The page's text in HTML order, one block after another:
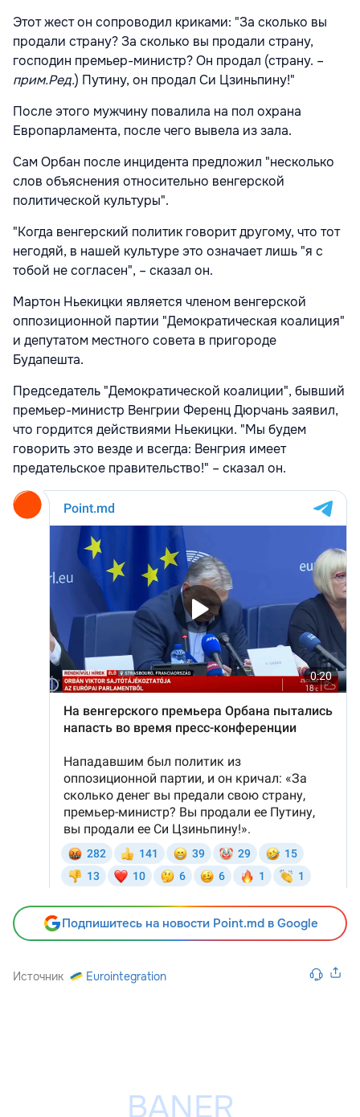
Этот жест он сопроводил криками: "За сколько вы
продали страну? За сколько вы продали страну,
господин премьер-министр? Он продал (страну. –
прим.Ред.) Путину, он продал Си Цзиньпину!"
После этого мужчину повалила на пол охрана
Европарламента, после чего вывела из зала.
Сам Орбан после инцидента предложил "несколько
слов объяснения относительно венгерской
политической культуры".
"Когда венгерский политик говорит другому, что тот
негодяй, в нашей культуре это означает лишь "я с
тобой не согласен", – сказал он.
Мартон Ньекицки является членом венгерской
оппозиционной партии "Демократическая коалиция"
и депутатом местного совета в пригороде
Будапешта.
Председатель "Демократической коалиции", бывший
премьер-министр Венгрии Ференц Дюрчань заявил,
что гордится действиями Ньекицки. "Мы будем
говорить это везде и всегда: Венгрия имеет
предательское правительство!" – сказал он.
Подпишитесь на новости Point.md в Google
Источник Eurointegration